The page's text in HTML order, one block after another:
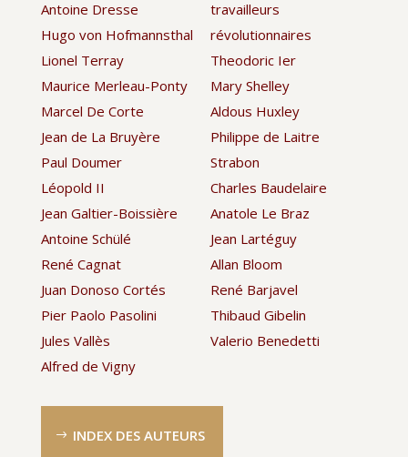
Antoine Dresse
Hugo von Hofmannsthal
Lionel Terray
Maurice Merleau-Ponty
Marcel De Corte
Jean de La Bruyère
Paul Doumer
Léopold II
Jean Galtier-Boissière
Antoine Schülé
René Cagnat
Juan Donoso Cortés
Pier Paolo Pasolini
Jules Vallès
Alfred de Vigny
travailleurs
révolutionnaires
Theodoric Ier
Mary Shelley
Aldous Huxley
Philippe de Laitre
Strabon
Charles Baudelaire
Anatole Le Braz
Jean Lartéguy
Allan Bloom
René Barjavel
Thibaud Gibelin
Valerio Benedetti
INDEX DES AUTEURS